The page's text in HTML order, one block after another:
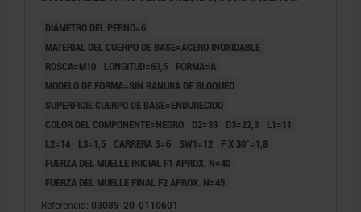
Forma A: sin ranura de bloqueo, sin
contratuerca
Forma C: con ranura de bloqueo, sin
DIÁMETRO DEL PERNO=6
MATERIAL DEL CUERPO DE BASE=ACERO INOXIDABLE
ROSCA=M10
LONGITUD=63,5
FORMA=A
MODELO DE FORMA=SIN RANURA DE BLOQUEO
SUPERFICIE CUERPO DE BASE=ENDURECIDO
COLOR DEL COMPONENTE=NEGRO
D2=33 D3=22,3
L1=11
L2=14
L3=1,5 CARRERA S=6 SW1=12
F X 30°=1,8
FUERZA DEL MUELLE INICIAL F1 APROX. N=40
FUERZA DEL MUELLE FINAL F2 APROX. N=45
Referencia: 03089-20-0110601